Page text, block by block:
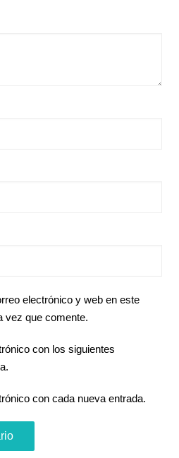
electrónico y web en este
vez que comente.
con los siguientes
con cada nueva entrada.